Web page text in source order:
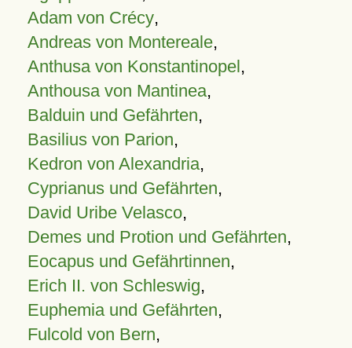
Adam von Crécy,
Andreas von Montereale,
Anthusa von Konstantinopel,
Anthousa von Mantinea,
Balduin und Gefährten,
Basilius von Parion,
Kedron von Alexandria,
Cyprianus und Gefährten,
David Uribe Velasco,
Demes und Protion und Gefährten,
Eocapus und Gefährtinnen,
Erich II. von Schleswig,
Euphemia und Gefährten,
Fulcold von Bern,